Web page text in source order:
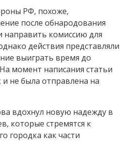
РФ, похоже,
после обнародования
комиссию для
действия представляли
выиграть время до
момент написания статьи
и не была отправлена на
вдохнул новую надежду в
которые стремятся к
городка как части